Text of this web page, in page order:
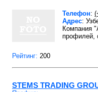
Телефон:
Адрес:
Компания
профилей,
Рейтинг: 200
STEMS TRADING